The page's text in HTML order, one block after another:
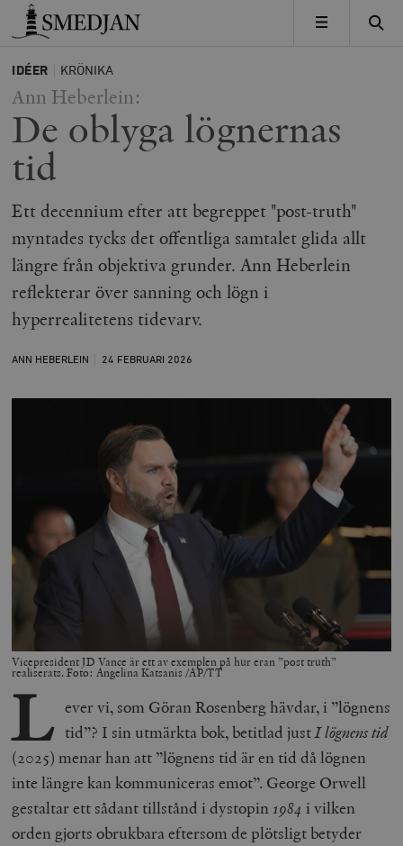
Timbro
MENY
IDÉER KRÖNIKA
Ann Heberlein:
De oblyga lögnernas
tid
Ett decennium efter att begreppet "post-truth"
myntades tycks det offentliga samtalet glida allt
längre från objektiva grunder. Ann Heberlein
reflekterar över sanning och lögn i
hyperrealitetens tidevarv.
ANN HEBERLEIN 24 FEBRUARI 2026
Vicepresident JD Vance är ett av exemplen på hur eran ”post truth”
realiserats. Foto: Angelina Katsanis /AP/TT
L ever vi, som Göran Rosenberg hävdar, i ”lögnens
tid”? I sin utmärkta bok, betitlad justI lögnens tid
(2025) menar han att ”lögnens tid är en tid då lögnen
inte längre kan kommuniceras emot”. George Orwell
gestaltar ett sådant tillstånd i dystopin1984i vilken
orden gjorts obrukbara eftersom de plötsligt betyder